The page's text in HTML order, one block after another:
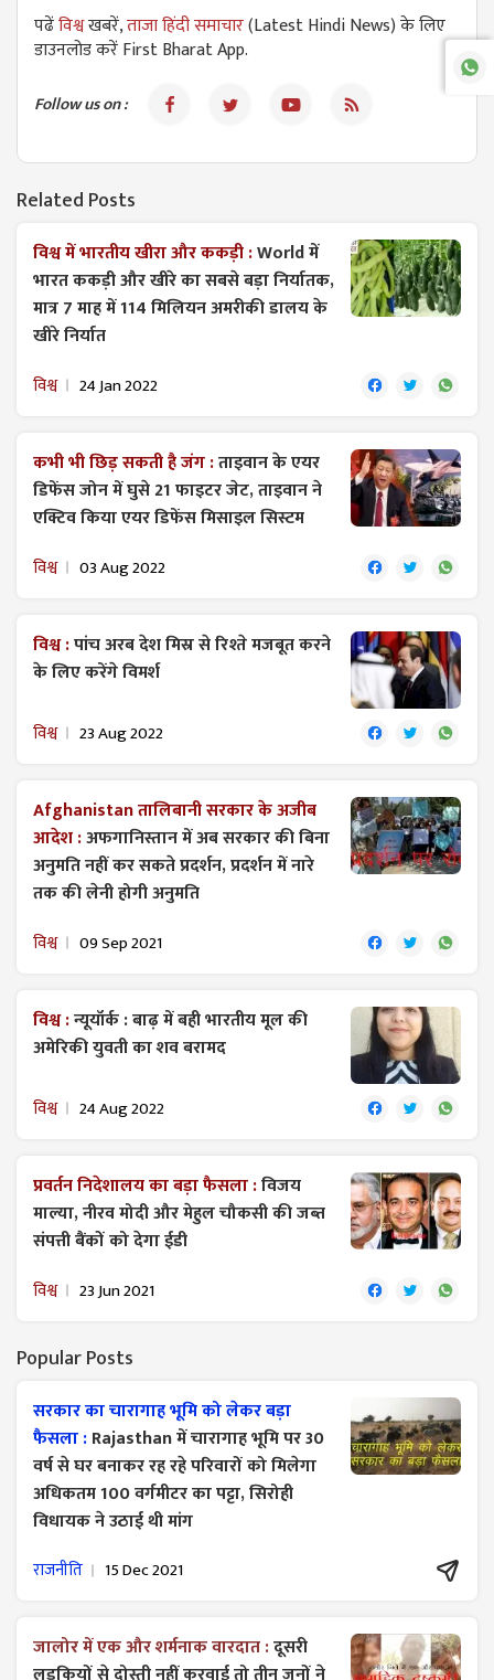
पढेंविश्वखबरें,ताजा हिंदी समाचार(Latest Hindi News) के लिए
डाउनलोड करें First Bharat App.
Follow us on :
Related Posts
विश्व में भारतीय खीरा और ककड़ी :World में
भारत ककड़ी और खीरे का सबसे बड़ा निर्यातक,
मात्र 7 माह में 114 मिलियन अमरीकी डालय के
खीरे निर्यात
विश्व 24 Jan 2022
कभी भी छिड़ सकती है जंग :ताइवान के एयर
डिफेंस जोन में घुसे 21 फाइटर जेट, ताइवान ने
एक्टिव किया एयर डिफेंस मिसाइल सिस्टम
विश्व 03 Aug 2022
विश्व :पांच अरब देश मिस्र से रिश्ते मजबूत करने
के लिए करेंगे विमर्श
विश्व 23 Aug 2022
Afghanistan तालिबानी सरकार के अजीब
आदेश :अफगानिस्तान में अब सरकार की बिना
अनु​मति नहीं कर सकते प्रदर्शन, प्रदर्शन में नारे
तक की लेनी होगी अनुमति
विश्व 09 Sep 2021
विश्व :न्यूयॉर्क : बाढ़ में बही भारतीय मूल की
अमेरिकी युवती का शव बरामद
विश्व 24 Aug 2022
प्रवर्तन निदेशालय का बड़ा फैसला :विजय
माल्या, नीरव मोदी और मेहुल चौकसी की जब्त
संपत्ती बैंकों को देगा ईडी
विश्व 23 Jun 2021
Popular Posts
सरकार का चारागाह भूमि को लेकर बड़ा
फैसला :Rajasthan में चारागाह भूमि पर 30
वर्ष से घर बनाकर रह रहे परिवारों को मिलेगा
अधिकतम 100 वर्गमीटर का पट्टा, सिरोही
विधायक ने उठाई थी मांग
राजनीति 15 Dec 2021
जालोर में एक और शर्मनाक वारदात :दूसरी